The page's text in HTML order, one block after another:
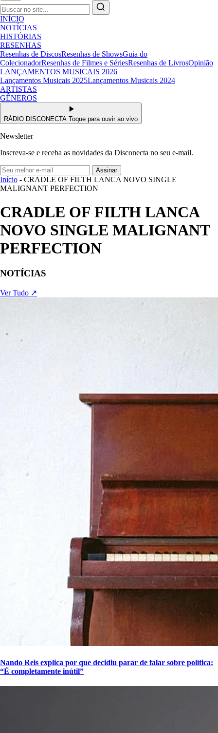
INÍCIO
NOTÍCIAS
HISTÓRIAS
RESENHAS
Resenhas de DiscosResenhas de ShowsGuia do
ColecionadorResenhas de Filmes e SériesResenhas de LivrosOpinião
LANÇAMENTOS MUSICAIS 2026
Lançamentos Musicais 2025Lançamentos Musicais 2024
ARTISTAS
GÊNEROS
RÁDIO DISCONECTA Toque para ouvir ao vivo
Newsletter
Inscreva-se e receba as novidades da Disconecta no seu e-mail.
Assinar
Início - CRADLE OF FILTH LANCA NOVO SINGLE
MALIGNANT PERFECTION
CRADLE OF FILTH LANCA
NOVO SINGLE MALIGNANT
PERFECTION
NOTÍCIAS
Ver Tudo ↗
Nando Reis explica por que decidiu parar de falar sobre política:
“É completamente inútil”